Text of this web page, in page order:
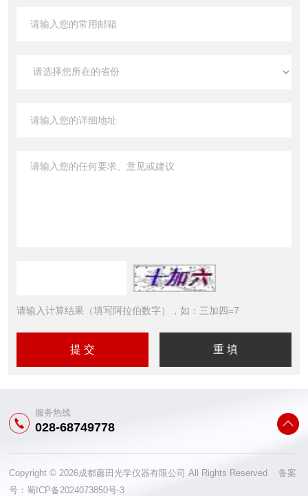
请输入计算结果（填写阿拉伯数字），如：三加四=7
服务热线
028-68749778
Copyright © 2026成都藤田光学仪器有限公司 All Rights Reserved 备案
号：蜀ICP备2024073850号-3